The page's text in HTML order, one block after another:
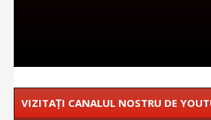
VIZITAȚI CANALUL NOSTRU DE